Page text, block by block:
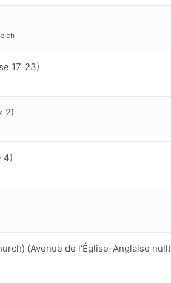
17-23)
2)
4)
(Avenue de l'Église-Anglaise null)